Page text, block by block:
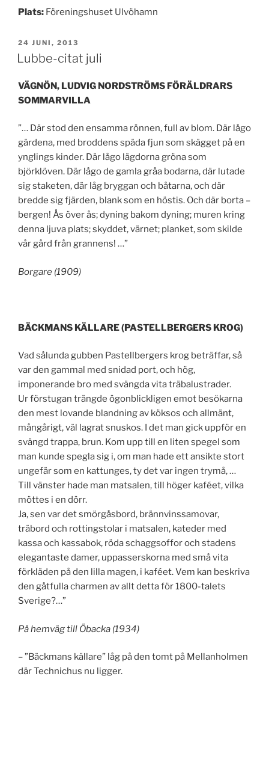
Plats: Föreningshuset Ulvöhamn
PUBLICERAT
24 JUNI, 2013
Lubbe-citat juli
VÄGNÖN, LUDVIG NORDSTRÖMS FÖRÄLDRARS
SOMMARVILLA
”… Där stod den ensamma rönnen, full av blom. Där lågo
gärdena, med broddens späda fjun som skägget på en
ynglings kinder. Där lågo lägdorna gröna som
björklöven. Där lågo de gamla gråa bodarna, där lutade
sig staketen, där låg bryggan och båtarna, och där
bredde sig fjärden, blank som en höstis. Och där borta –
bergen! Ås över ås; dyning bakom dyning; muren kring
denna ljuva plats; skyddet, värnet; planket, som skilde
vår gård från grannens! …”
Borgare (1909)
BÄCKMANS KÄLLARE (PASTELLBERGERS KROG)
Vad sålunda gubben Pastellbergers krog beträffar, så
var den gammal med snidad port, och hög,
imponerande bro med svängda vita träbalustrader.
Ur förstugan trängde ögonblickligen emot besökarna
den mest lovande blandning av köksos och allmänt,
mångårigt, väl lagrat snuskos. I det man gick uppför en
svängd trappa, brun. Kom upp till en liten spegel som
man kunde spegla sig i, om man hade ett ansikte stort
ungefär som en kattunges, ty det var ingen trymå, …
Till vänster hade man matsalen, till höger kaféet, vilka
möttes i en dörr.
Ja, sen var det smörgåsbord, brännvinssamovar,
träbord och rottingstolar i matsalen, kateder med
kassa och kassabok, röda schaggsoffor och stadens
elegantaste damer, uppasserskorna med små vita
förkläden på den lilla magen, i kaféet. Vem kan beskriva
den gåtfulla charmen av allt detta för 1800-talets
Sverige?…”
På hemväg till Öbacka (1934)
– ”Bäckmans källare” låg på den tomt på Mellanholmen
där Technichus nu ligger.